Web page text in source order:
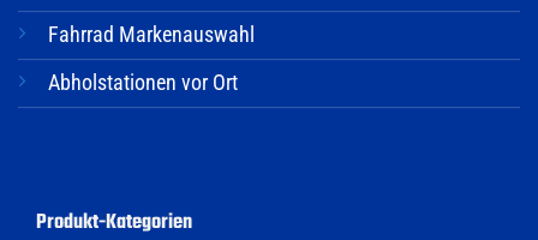
Fahrrad Markenauswahl
Abholstationen vor Ort
Produkt-Kategorien